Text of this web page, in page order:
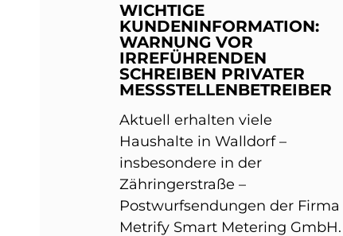
WICHTIGE
KUNDENINFORMATION:
WARNUNG VOR
IRREFÜHRENDEN
SCHREIBEN PRIVATER
MESSSTELLENBETREIBER
Aktuell erhalten viele
Haushalte in Walldorf –
insbesondere in der
Zähringerstraße –
Postwurfsendungen der Firma
Metrify Smart Metering GmbH.